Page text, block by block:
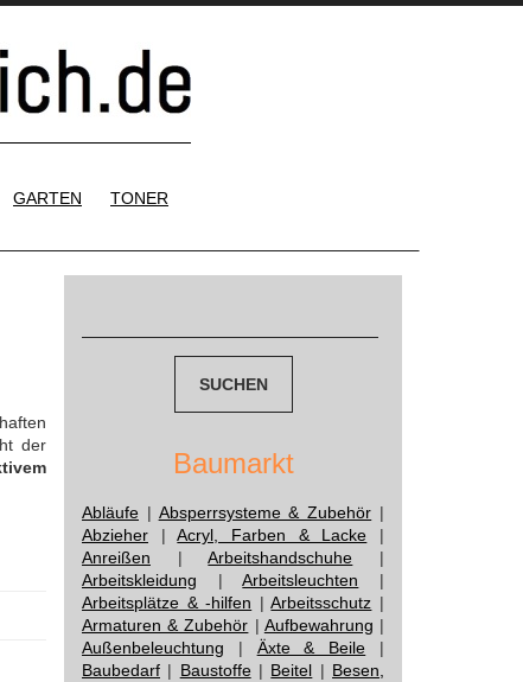
GARTEN TONER
der
Baumarkt
Abläufe | Absperrsysteme & Zubehör |
Abzieher |Acryl, Farben & Lacke |
Anreißen |Arbeitshandschuhe |
Arbeitskleidung |Arbeitsleuchten |
Arbeitsplätze & -hilfen |Arbeitsschutz |
Armaturen & Zubehör | Aufbewahrung |
Außenbeleuchtung | Äxte & Beile |
Baubedarf | Baustoffe| Beitel | Besen,